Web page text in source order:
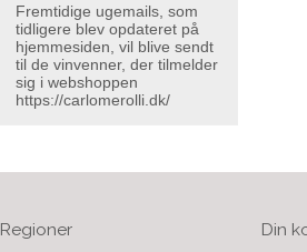
Fremtidige ugemails, som
tidligere blev opdateret på
hjemmesiden, vil blive sendt
til de vinvenner, der tilmelder
sig i webshoppen
https://carlomerolli.dk/
Regioner Din